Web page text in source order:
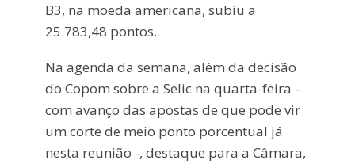
B3, na moeda americana, subiu a
25.783,48 pontos.
Na agenda da semana, além da decisão
do Copom sobre a Selic na quarta-feira –
com avanço das apostas de que pode vir
um corte de meio ponto porcentual já
nesta reunião -, destaque para a Câmara,